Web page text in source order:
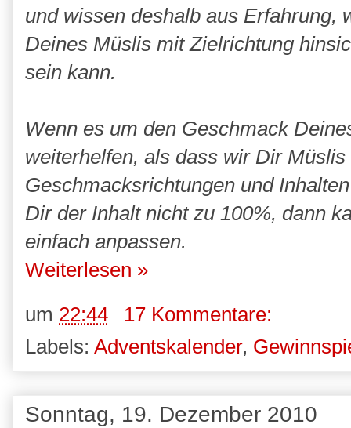
und wissen deshalb aus Erfahrung,
Deines Müslis mit Zielrichtung
sein kann.
Wenn es um den Geschmack
weiterhelfen, als dass wir Dir
Geschmacksrichtungen und
Dir der Inhalt nicht zu 100%, dann
einfach anpassen.
Weiterlesen »
um 22:44
17 Kommentare:
Labels: Adventskalender,
Sonntag, 19. Dezember 2010